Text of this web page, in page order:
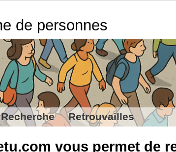
de personnes
Retrouvailles
vous permet de